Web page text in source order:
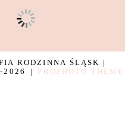
RODZINNA ŚLĄSK |
2026
| PROPHOTO THEME